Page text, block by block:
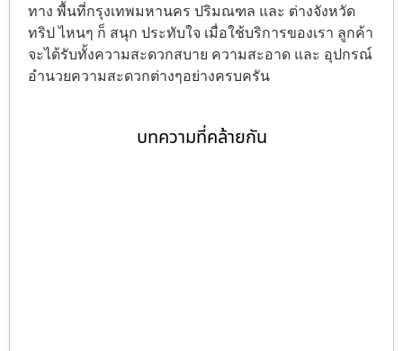
ทาง พื้นที่กรุงเทพมหานคร ปริมณฑล และ ต่างจังหวัด
ทริป ไหนๆ ก็ สนุก ประทับใจ เมื่อใช้บริการของเรา ลูกค้า
จะได้รับทั้งความสะดวกสบาย ความสะอาด และ อุปกรณ์
อำนวยความสะดวกต่างๆอย่างครบครัน
บทความที่คล้ายกัน